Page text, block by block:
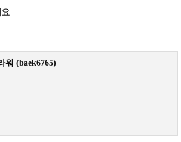
워 (baek6765)